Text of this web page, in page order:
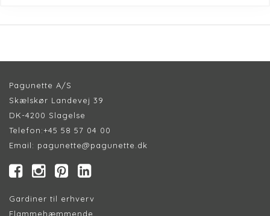
Pagunette A/S
Skælskør Landevej 39
DK-4200 Slagelse
Telefon:+45 58 57 04 00
Email: pagunette@pagunette.dk
Gardiner til erhverv
Flammehæmmende